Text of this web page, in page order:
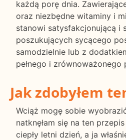
każdą porę dnia.
oraz niezbędne witaminy i
stanowi satysfakcjonującą i
poszukujących sycącego
samodzielnie lub z
pełnego i zrównoważonego
Jak zdobyłem
Wciąż mogę sobie
natknęłam się na ten
ciepły letni dzień, a ja